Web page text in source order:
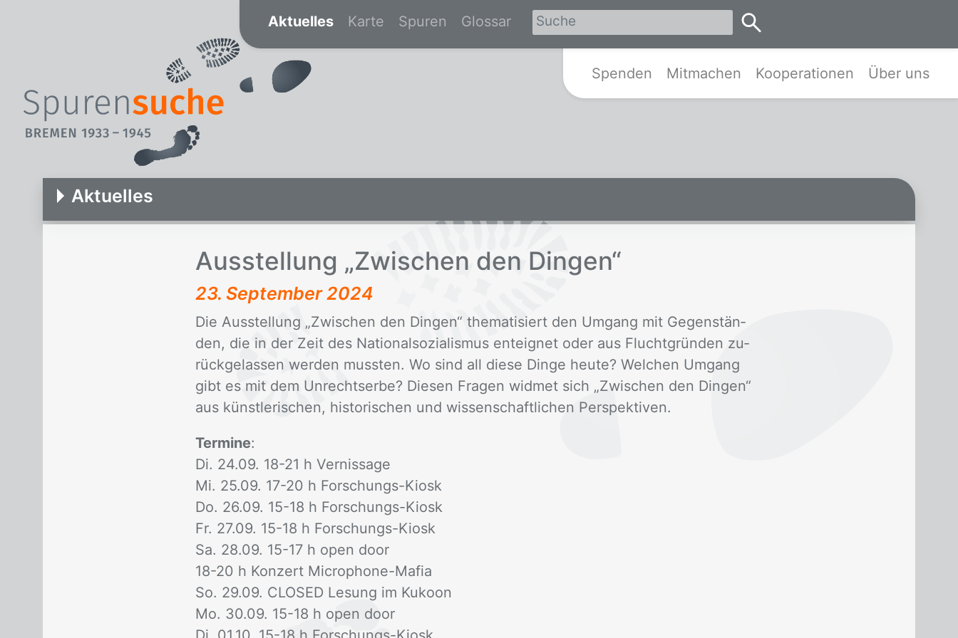
Zur Startseite von Spurensuche-Bremen
Aktuelles Karte Spuren Glossar
Spenden Mitmachen Kooperationen Über uns
Aktuelles
Aus­stel­lung „Zwi­schen den Din­gen“
23. September 2024
Die Aus­stel­lung „Zwi­schen den Din­gen“ the­ma­ti­siert den Um­gang mit Ge­gen­stän­
den, die in der Zeit des Na­tio­nal­so­zia­lis­mus ent­eig­net oder aus Flucht­grün­den zu­
rück­ge­las­sen wer­den muss­ten. Wo sind all die­se Din­ge heu­te? Wel­chen Um­gang
gibt es mit dem Un­rechts­er­be? Die­sen Fra­gen wid­met sich „Zwi­schen den Din­gen“
aus künst­le­ri­schen, his­to­ri­schen und wis­sen­schaft­li­chen Per­spek­ti­ven.
Termine:
Di. 24.09. 18-21 h Ver­nis­sa­ge
Mi. 25.09. 17-20 h For­schungs-Ki­osk
Do. 26.09. 15-18 h For­schungs-Ki­osk
Fr. 27.09. 15-18 h For­schungs-Ki­osk
Sa. 28.09. 15-17 h open door
18-20 h Kon­zert Mi­cro­pho­ne-Ma­fia
So. 29.09. CLO­SED Le­sung im Ku­koon
Mo. 30.09. 15-18 h open door